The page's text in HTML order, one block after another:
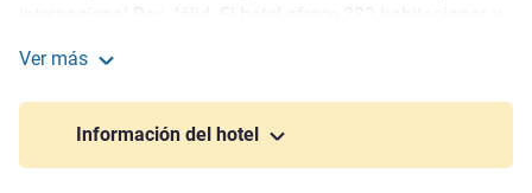
servicio personalizado y vistas increíbles a la calle Olaya,
creando el equilibrio ideal entre negocios, comodidad y
relajación.
Ver más
Información del hotel